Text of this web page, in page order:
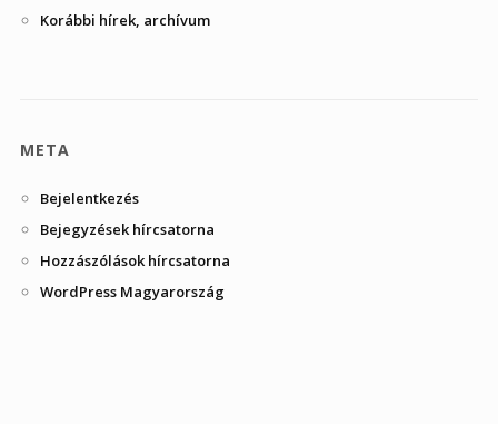
Korábbi hírek, archívum
META
Bejelentkezés
Bejegyzések hírcsatorna
Hozzászólások hírcsatorna
WordPress Magyarország